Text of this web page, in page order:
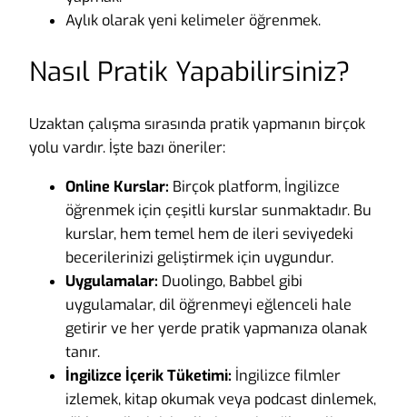
Aylık olarak yeni kelimeler öğrenmek.
Nasıl Pratik Yapabilirsiniz?
Uzaktan çalışma sırasında pratik yapmanın birçok
yolu vardır. İşte bazı öneriler:
Online Kurslar: Birçok platform, İngilizce
öğrenmek için çeşitli kurslar sunmaktadır. Bu
kurslar, hem temel hem de ileri seviyedeki
becerilerinizi geliştirmek için uygundur.
Uygulamalar: Duolingo, Babbel gibi
uygulamalar, dil öğrenmeyi eğlenceli hale
getirir ve her yerde pratik yapmanıza olanak
tanır.
İngilizce İçerik Tüketimi: İngilizce filmler
izlemek, kitap okumak veya podcast dinlemek,